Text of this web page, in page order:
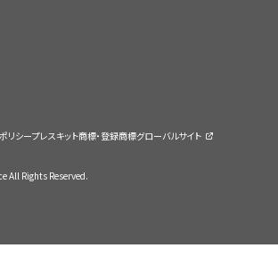
リシープレスキット商標・登録商標グローバルサイト
All Rights Reserved.